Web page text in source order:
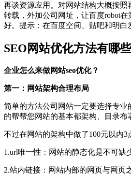
再谈资源应用。对网站结构大概按
转载，外加公司网址，让百度robot
好。提示：在百度空间、贴吧和明白
SEO网站优化方法有哪
企业怎么来做网站seo优化？
第一：网站架构合理布局
简单的方法公司网站一定要选择专
的帮帮您网站的基本都架构、目录布
不过在网站的架构中做了100元以内3
1.url唯一性：网站的静态化是不可缺
2.站内链接：网站内部的网页与网页